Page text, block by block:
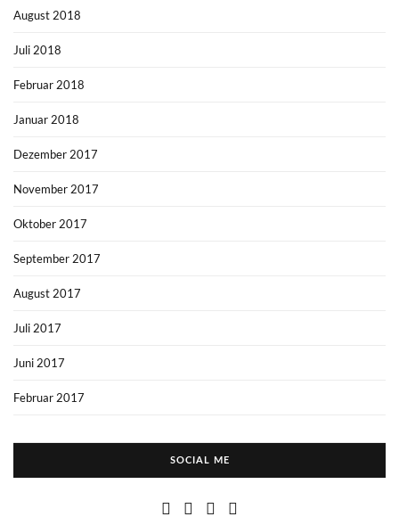
August 2018
Juli 2018
Februar 2018
Januar 2018
Dezember 2017
November 2017
Oktober 2017
September 2017
August 2017
Juli 2017
Juni 2017
Februar 2017
SOCIAL ME